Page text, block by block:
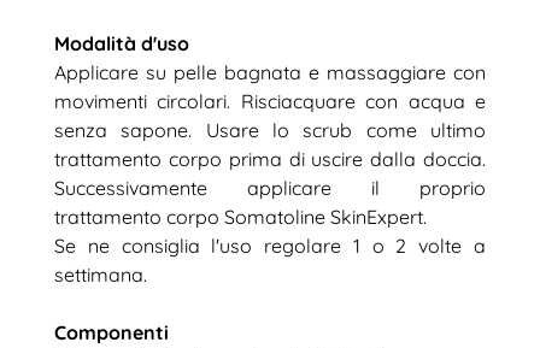
Modalità d'uso
Applicare su pelle bagnata e massaggiare con
movimenti circolari. Risciacquare con acqua e
senza sapone. Usare lo scrub come ultimo
trattamento corpo prima di uscire dalla doccia.
Successivamente applicare il proprio
trattamento corpo Somatoline SkinExpert.
Se ne consiglia l'uso regolare 1 o 2 volte a
settimana.
Componenti